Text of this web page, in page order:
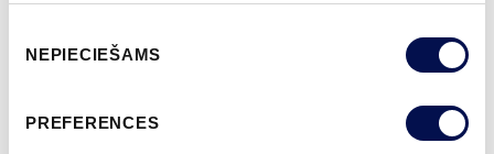
izvēle
NEPIECIEŠAMS
PREFERENCES